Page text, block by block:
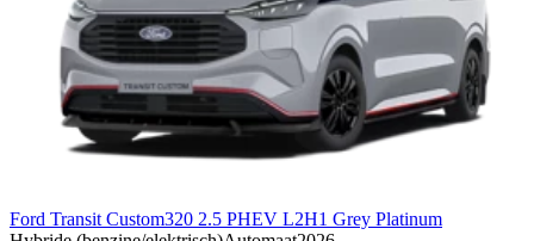
Ford Transit Custom320 2.5 PHEV L2H1 Grey Platinum